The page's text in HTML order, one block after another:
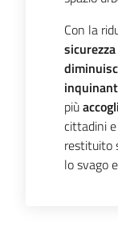
Con la
sicurezza
più
cittadini
restituito
lo svago